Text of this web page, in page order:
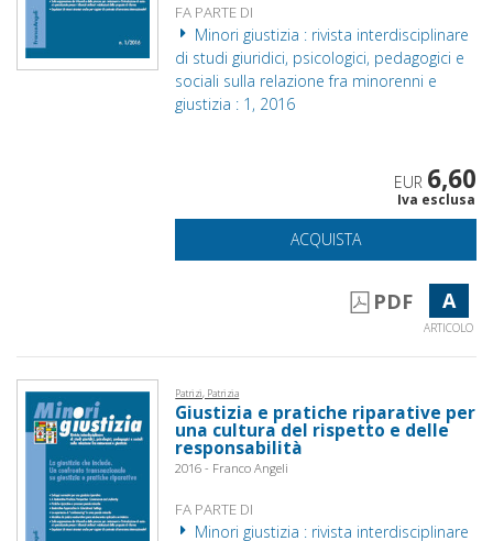
FA PARTE DI
Minori giustizia : rivista interdisciplinare
di studi giuridici, psicologici, pedagogici e
sociali sulla relazione fra minorenni e
giustizia : 1, 2016
EUR 6,60
Iva esclusa
ACQUISTA
PDF A
ARTICOLO
Patrizi, Patrizia
Giustizia e pratiche riparative per
una cultura del rispetto e delle
responsabilità
2016 - Franco Angeli
FA PARTE DI
Minori giustizia : rivista interdisciplinare